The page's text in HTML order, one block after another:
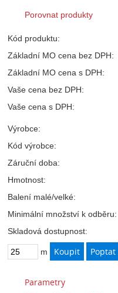
Porovnat produkty
Kód produktu:
Základní MO cena bez DPH:
Základní MO cena s DPH:
Vaše cena bez DPH:
Vaše cena s DPH:
Výrobce:
Kód výrobce:
Záruční doba:
Hmotnost:
Balení malé/velké:
Minimální množství k odběru:
Skladová dostupnost:
m
Parametry